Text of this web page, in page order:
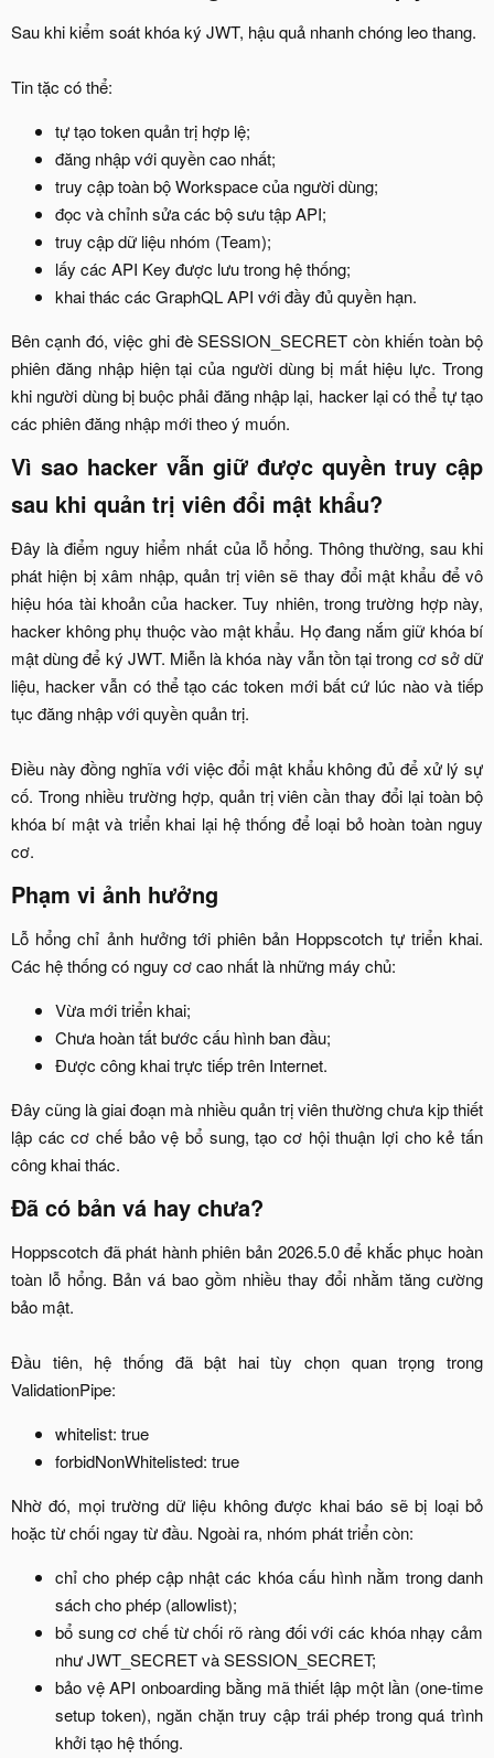
Sau khi kiểm soát khóa ký JWT, hậu quả nhanh chóng leo thang.
Tin tặc có thể:​
tự tạo token quản trị hợp lệ;​
đăng nhập với quyền cao nhất;​
truy cập toàn bộ Workspace của người dùng;​
đọc và chỉnh sửa các bộ sưu tập API;​
truy cập dữ liệu nhóm (Team);​
lấy các API Key được lưu trong hệ thống;​
khai thác các GraphQL API với đầy đủ quyền hạn.​
Bên cạnh đó, việc ghi đè SESSION_SECRET còn khiến toàn bộ
phiên đăng nhập hiện tại của người dùng bị mất hiệu lực. Trong
khi người dùng bị buộc phải đăng nhập lại, hacker lại có thể tự tạo
các phiên đăng nhập mới theo ý muốn.​
Vì sao hacker vẫn giữ được quyền truy cập
sau khi quản trị viên đổi mật khẩu?​
Đây là điểm nguy hiểm nhất của lỗ hổng. Thông thường, sau khi
phát hiện bị xâm nhập, quản trị viên sẽ thay đổi mật khẩu để vô
hiệu hóa tài khoản của hacker. Tuy nhiên, trong trường hợp này,
hacker không phụ thuộc vào mật khẩu. Họ đang nắm giữ khóa bí
mật dùng để ký JWT. Miễn là khóa này vẫn tồn tại trong cơ sở dữ
liệu, hacker vẫn có thể tạo các token mới bất cứ lúc nào và tiếp
tục đăng nhập với quyền quản trị.
Điều này đồng nghĩa với việc đổi mật khẩu không đủ để xử lý sự
cố. Trong nhiều trường hợp, quản trị viên cần thay đổi lại toàn bộ
khóa bí mật và triển khai lại hệ thống để loại bỏ hoàn toàn nguy
cơ.​
Phạm vi ảnh hưởng​
Lỗ hổng chỉ ảnh hưởng tới phiên bản Hoppscotch tự triển khai.
Các hệ thống có nguy cơ cao nhất là những máy chủ:​
Vừa mới triển khai;​
Chưa hoàn tất bước cấu hình ban đầu;​
Được công khai trực tiếp trên Internet.​
Đây cũng là giai đoạn mà nhiều quản trị viên thường chưa kịp thiết
lập các cơ chế bảo vệ bổ sung, tạo cơ hội thuận lợi cho kẻ tấn
công khai thác.​
Đã có bản vá hay chưa?​
Hoppscotch đã phát hành phiên bản 2026.5.0 để khắc phục hoàn
toàn lỗ hổng. Bản vá bao gồm nhiều thay đổi nhằm tăng cường
bảo mật.
Đầu tiên, hệ thống đã bật hai tùy chọn quan trọng trong
ValidationPipe:​
whitelist: true​
forbidNonWhitelisted: true​
Nhờ đó, mọi trường dữ liệu không được khai báo sẽ bị loại bỏ
hoặc từ chối ngay từ đầu. Ngoài ra, nhóm phát triển còn:​
chỉ cho phép cập nhật các khóa cấu hình nằm trong danh
sách cho phép (allowlist);​
bổ sung cơ chế từ chối rõ ràng đối với các khóa nhạy cảm
như JWT_SECRET và SESSION_SECRET;​
bảo vệ API onboarding bằng mã thiết lập một lần (one-time
setup token), ngăn chặn truy cập trái phép trong quá trình
khởi tạo hệ thống.​